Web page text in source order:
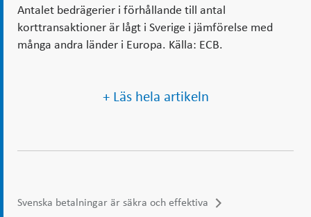
Antalet bedrägerier i förhållande till antal
korttransaktioner är lågt i Sverige i jämförelse med
många andra länder i Europa. Källa: ECB.
+ Läs hela artikeln
Svenska betalningar är säkra och effektiva